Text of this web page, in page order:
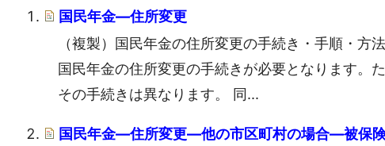
国民年金―住所変更
（複製）国民年金の住所変更の手続き・手順・方
国民年金の住所変更の手続きが必要となります。
その手続きは異なります。 同...
国民年金―住所変更―他の市区町村の場合―被保